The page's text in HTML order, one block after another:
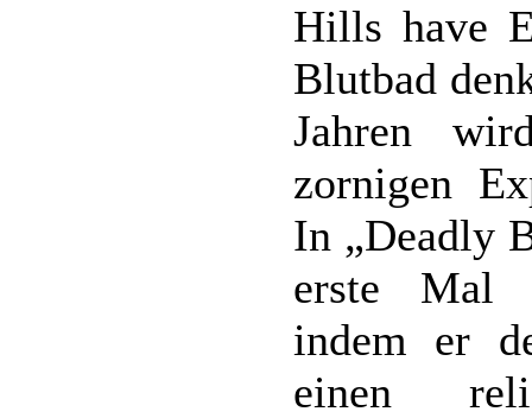
Hills have
Blutbad
Jahren
zornigen
In „Deadly
erste Mal
indem er
einen